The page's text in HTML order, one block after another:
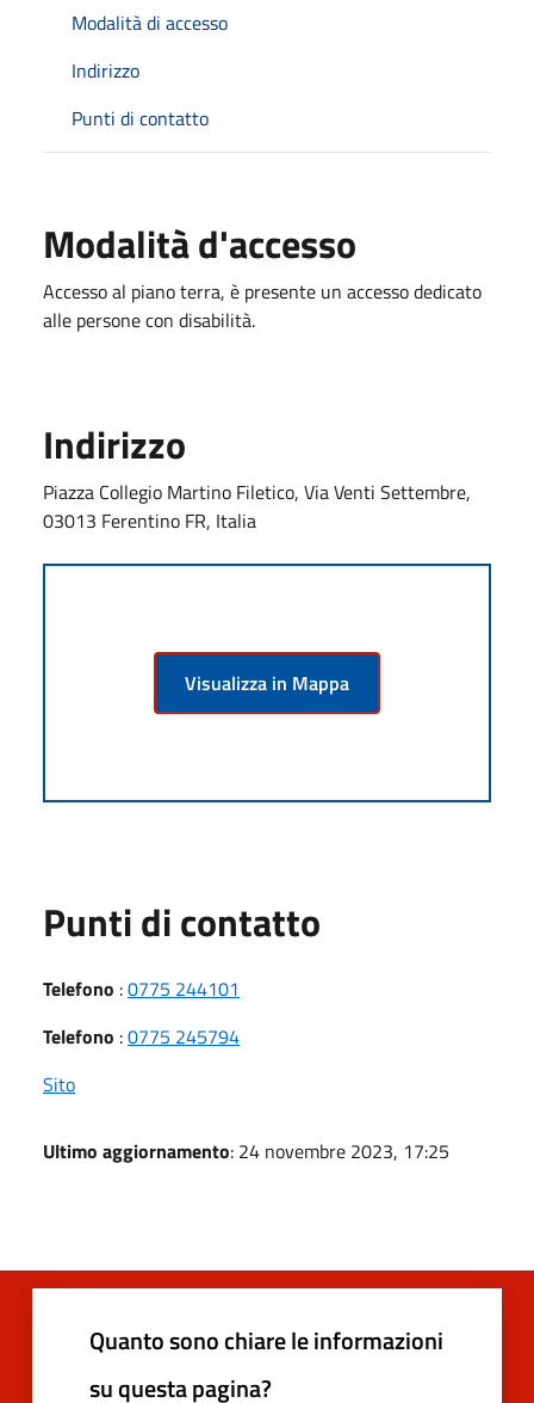
Modalità di accesso
Indirizzo
Punti di contatto
Modalità d'accesso
Accesso al piano terra, è presente un accesso dedicato
alle persone con disabilità.
Indirizzo
Piazza Collegio Martino Filetico, Via Venti Settembre,
03013 Ferentino FR, Italia
Visualizza in Mappa
Punti di contatto
Telefono :0775 244101
Telefono :0775 245794
Sito
Ultimo aggiornamento: 24 novembre 2023, 17:25
Quanto sono chiare le informazioni
su questa pagina?